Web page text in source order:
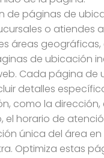
de páginas de
o atiendes
áreas
de ubicación
Cada página de
detalles
como la dirección,
el horario de
única del área en
Optimiza estas